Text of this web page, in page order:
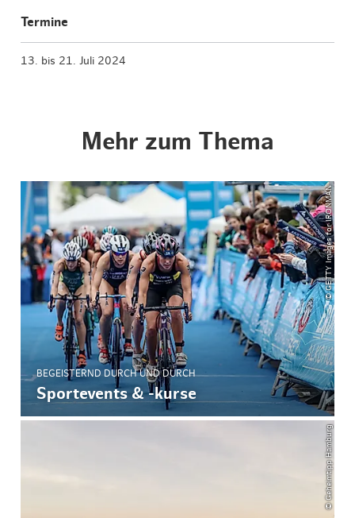
Termine
13. bis 21. Juli 2024
Mehr zum Thema
© GETTY Images for IRONMAN
BEGEISTERND DURCH UND DURCH
Sportevents & -kurse
© Geheimtipp Hamburg